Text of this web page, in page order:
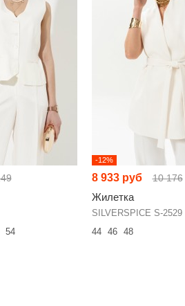
54
-12%
8 933 руб 10 176
Жилетка
SILVERSPICE S-2529
44
46 48